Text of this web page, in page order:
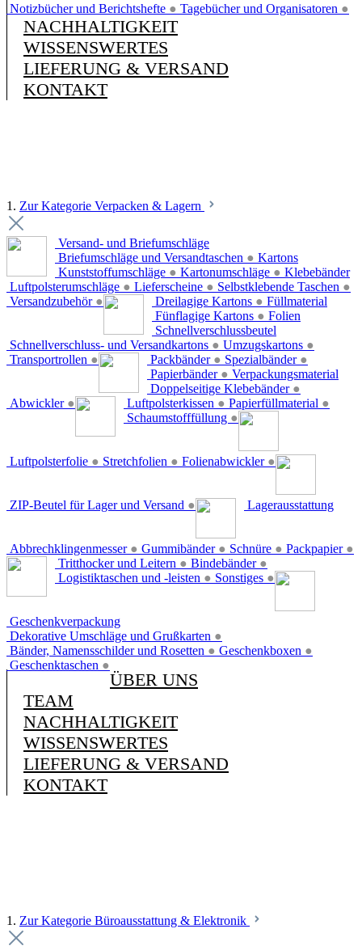
Notizbücher und Berichtshefte ● Tagebücher und Organisatoren ●
NACHHALTIGKEIT
WISSENSWERTES
LIEFERUNG & VERSAND
KONTAKT
1. Zur Kategorie Verpacken & Lagern
Versand- und Briefumschläge
Briefumschläge und Versandtaschen ●
Kunststoffumschläge ● Kartonumschläge ●
Luftpolsterumschläge ● Lieferscheine ● Selbstklebende Taschen ●
Versandzubehör ●
Kartons
Dreilagige Kartons ●
Fünflagige Kartons ●
Schnellverschluss- und Versandkartons ● Umzugskartons ●
Transportrollen ●
Klebebänder
Packbänder ● Spezialbänder ●
Papierbänder ●
Doppelseitige Klebebänder ●
Abwickler ●
Füllmaterial
Luftpolsterkissen ● Papierfüllmaterial ●
Schaumstofffüllung ●
Folien
Luftpolsterfolie ● Stretchfolien ● Folienabwickler ●
Schnellverschlussbeutel
ZIP-Beutel für Lager und Versand ●
Verpackungsmaterial
Abbrechklingenmesser ● Gummibänder ● Schnüre ● Packpapier ●
Lagerausstattung
Tritthocker und Leitern ● Bindebänder ●
Logistiktaschen und -leisten ● Sonstiges ●
Geschenkverpackung
Dekorative Umschläge und Grußkarten ●
Bänder, Namensschilder und Rosetten ● Geschenkboxen ●
Geschenktaschen ●
ÜBER UNS
TEAM
NACHHALTIGKEIT
WISSENSWERTES
LIEFERUNG & VERSAND
KONTAKT
1. Zur Kategorie Büroausstattung & Elektronik